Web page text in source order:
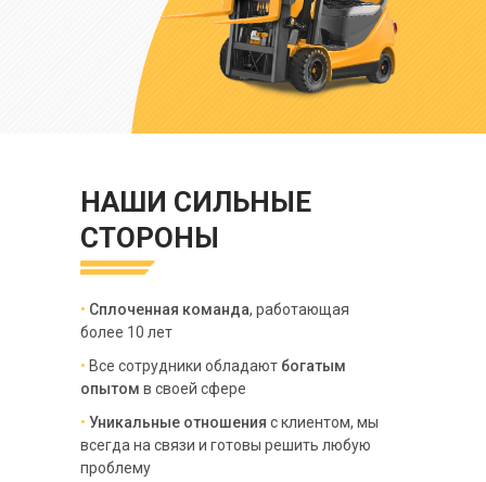
• Сплоченная команда, работающая
более 10 лет
НАШИ СИЛЬНЫЕ
СТОРОНЫ
• Все сотрудники обладают богатым
опытом в своей сфере
• Уникальные отношения с клиентом, мы
всегда на связи и готовы решить любую
проблему